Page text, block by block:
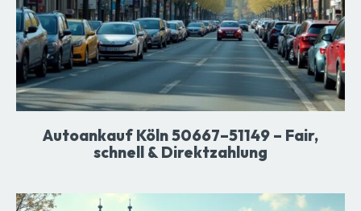
Autoankauf Köln 50667–51149 – Fair,
schnell & Direktzahlung